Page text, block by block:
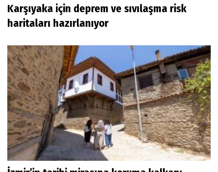
Karşıyaka için deprem ve sıvılaşma risk
haritaları hazırlanıyor